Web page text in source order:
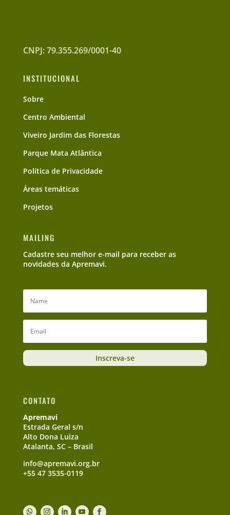
CNPJ: 79.355.269/0001-40
INSTITUCIONAL
Sobre
Centro Ambiental
Viveiro Jardim das Florestas
Parque Mata Atlântica
Política de Privacidade
Áreas temáticas
Projetos
MAILING
Cadastre seu melhor e-mail para receber as
novidades da Apremavi.
Inscreva-se
CONTATO
Apremavi
Estrada Geral s/n
Alto Dona Luiza
Atalanta, SC – Brasil
info@apremavi.org.br
+55 47 3535-0119